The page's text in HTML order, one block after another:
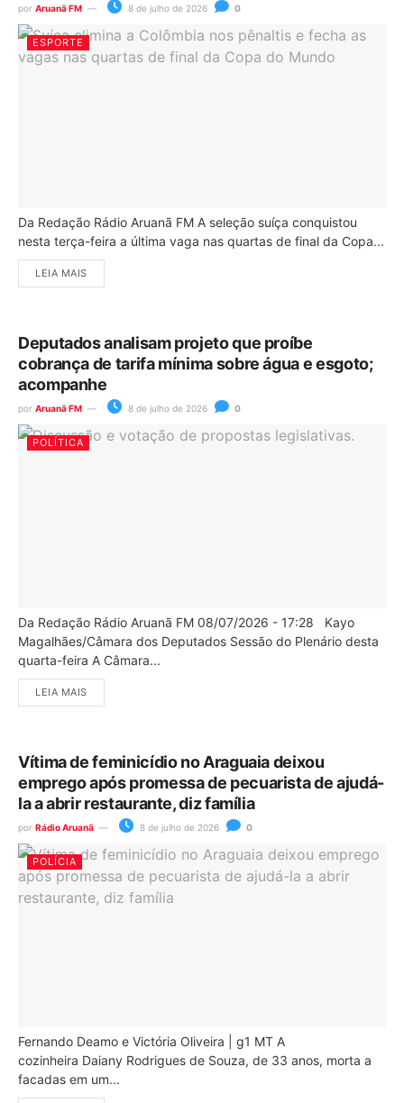
por Aruanã FM 8 de julho de 2026 0
ESPORTE
Da Redação Rádio Aruanã FM A seleção suíça conquistou
nesta terça-feira a última vaga nas quartas de final da Copa...
LEIA MAIS
Deputados analisam projeto que proíbe
cobrança de tarifa mínima sobre água e esgoto;
acompanhe
por Aruanã FM 8 de julho de 2026 0
POLÍTICA
Da Redação Rádio Aruanã FM 08/07/2026 - 17:28 Kayo
Magalhães/Câmara dos Deputados Sessão do Plenário desta
quarta-feira A Câmara...
LEIA MAIS
Vítima de feminicídio no Araguaia deixou
emprego após promessa de pecuarista de ajudá-
la a abrir restaurante, diz família
por Rádio Aruanã 8 de julho de 2026 0
POLÍCIA
Fernando Deamo e Victória Oliveira | g1 MT A
cozinheira Daiany Rodrigues de Souza, de 33 anos, morta a
facadas em um...